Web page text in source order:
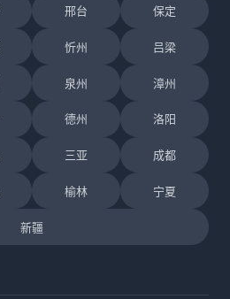
邢台 保定
忻州 吕梁
泉州 漳州
德州 洛阳
三亚 成都
榆林 宁夏
新疆